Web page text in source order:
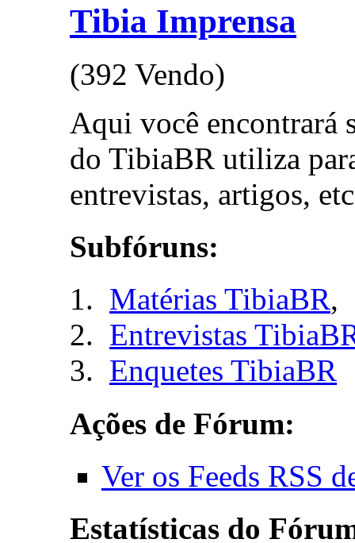
Tibia Imprensa
(392 Vendo)
Aqui você encontrará
do TibiaBR utiliza
entrevistas, artigos,
Subfóruns:
Matérias TibiaBR,
Entrevistas
Enquetes TibiaBR
Ações de Fórum:
Ver os Feeds RSS
Estatísticas do